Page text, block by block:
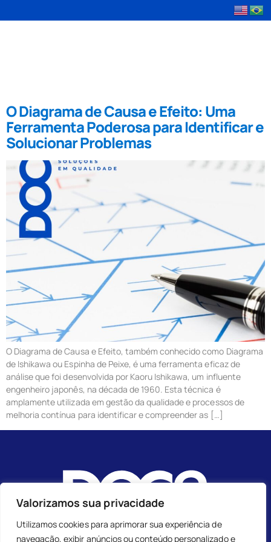
Valorizamos sua privacidade
Utilizamos cookies para aprimorar sua experiência de
navegação, exibir anúncios ou conteúdo personalizado e
O Diagrama de Causa e Efeito: Uma
Ferramenta Poderosa para Identificar e
Solucionar Problemas
O Diagrama de Causa e Efeito, também conhecido como Diagrama
de Ishikawa ou Espinha de Peixe, é uma ferramenta eficaz de
análise que foi desenvolvida por Kaoru Ishikawa, um influente
engenheiro japonês, na década de 1960. Esta técnica é
amplamente utilizada em gestão da qualidade e processos de
melhoria contínua para identificar e compreender as […]